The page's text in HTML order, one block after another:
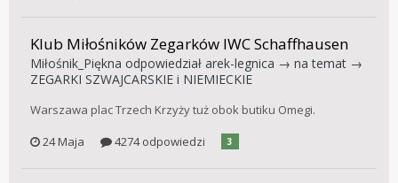
Klub Miłośników Zegarków IWC Schaffhausen
Miłośnik_Piękna odpowiedział arek-legnica → na temat →
ZEGARKI SZWAJCARSKIE i NIEMIECKIE
Warszawa plac Trzech Krzyży tuż obok butiku Omegi.
24 Maja
4274 odpowiedzi 3